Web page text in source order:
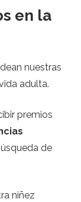
en la
nuestras
adulta.
premios
de
niñez